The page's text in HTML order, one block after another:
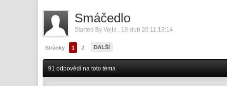
Smáčedlo
Started ByVojta , 19-dub 20 11:13:14
Stránky 1 2 DALŠÍ
91 odpovědí na toto téma